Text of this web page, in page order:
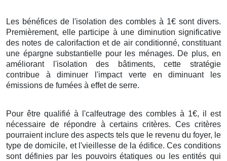
Les bénéfices de l'isolation des combles à 1€ sont divers.
Premièrement, elle participe à une diminution significative
des notes de calorifaction et de air conditionné, constituant
une épargne substantielle pour les ménages. De plus, en
améliorant l'isolation des bâtiments, cette stratégie
contribue à diminuer l'impact verte en diminuant les
émissions de fumées à effet de serre.
Pour être qualifié à l'calfeutrage des combles à 1€, il est
nécessaire de répondre à certains critères. Ces critères
pourraient inclure des aspects tels que le revenu du foyer, le
type de domicile, et l'vieillesse de la édifice. Ces conditions
sont définies par les pouvoirs étatiques ou les entités qui